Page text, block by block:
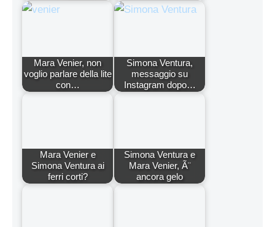
Mara Venier, non
voglio parlare della lite
con…
Simona Ventura,
messaggio su
Instagram dopo…
Mara Venier e
Simona Ventura ai
ferri corti?
Simona Ventura e
Mara Venier, Ã¨
ancora gelo